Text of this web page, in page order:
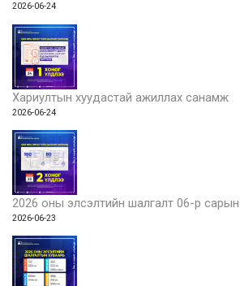
2026-06-24
Хариултын хуудастай ажиллах санамж
2026-06-24
2026 оны элсэлтийн шалгалт 06-р
2026-06-23